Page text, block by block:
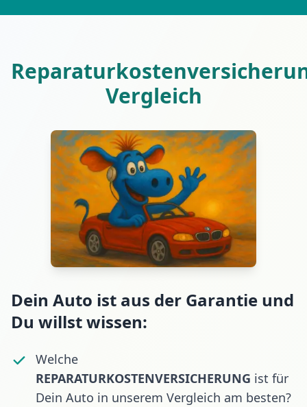
Vergleich
Dein Auto ist aus der Garantie und
Du willst wissen:
Welche
REPARATURKOSTENVERSICHERUNG ist für
Dein Auto in unserem Vergleich am besten?